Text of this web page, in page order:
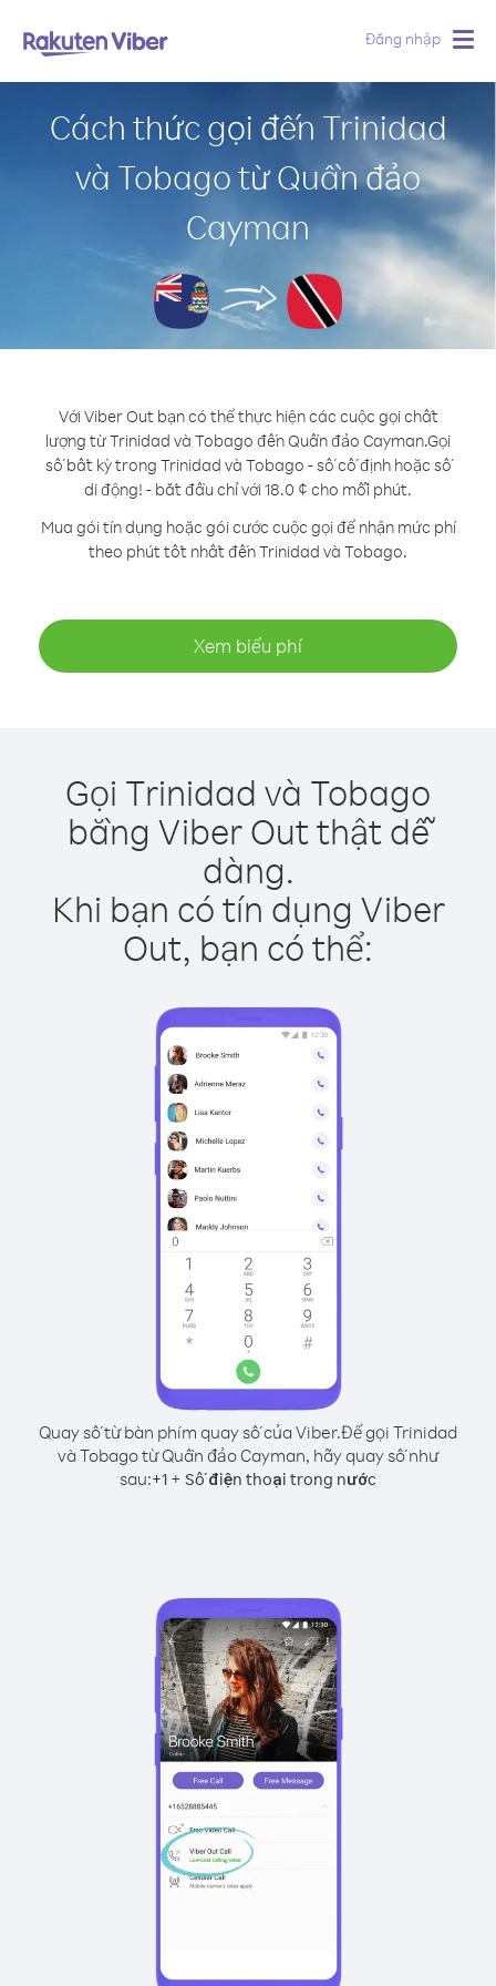
Đăng nhập
Cách thức gọi đến Trinidad
và Tobago từ Quần đảo
Cayman
Với Viber Out bạn có thể thực hiện các cuộc gọi chất
lượng từ Trinidad và Tobago đến Quần đảo Cayman.Gọi
số bất kỳ trong Trinidad và Tobago - số cố định hoặc số
di động! - bắt đầu chỉ với 18.0 ¢ cho mỗi phút.
Mua gói tín dụng hoặc gói cước cuộc gọi để nhận mức phí
theo phút tốt nhất đến Trinidad và Tobago.
Xem biểu phí
Gọi Trinidad và Tobago
bằng Viber Out thật dễ
dàng.
Khi bạn có tín dụng Viber
Out, bạn có thể:
Quay số từ bàn phím quay số của Viber.Để gọi Trinidad
và Tobago từ Quần đảo Cayman, hãy quay số như
sau:+1 + Số điện thoại trong nước